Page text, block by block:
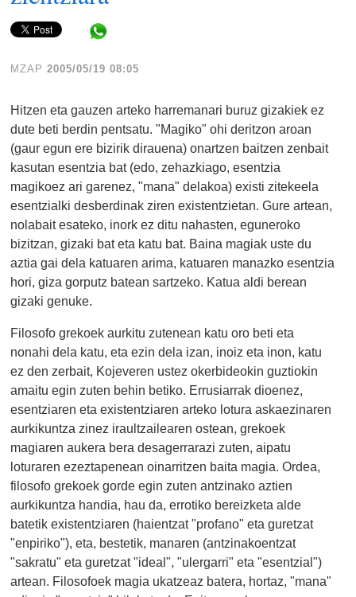
MZAP 2005/05/19 08:05
Hitzen eta gauzen arteko harremanari buruz gizakiek ez
dute beti berdin pentsatu. "Magiko" ohi deritzon aroan
(gaur egun ere bizirik dirauena) onartzen baitzen zenbait
kasutan esentzia bat (edo, zehazkiago, esentzia
magikoez ari garenez, "mana" delakoa) existi zitekeela
esentzialki desberdinak ziren existentzietan. Gure artean,
nolabait esateko, inork ez ditu nahasten, eguneroko
bizitzan, gizaki bat eta katu bat. Baina magiak uste du
aztia gai dela katuaren arima, katuaren manazko esentzia
hori, giza gorputz batean sartzeko. Katua aldi berean
gizaki genuke.
Filosofo grekoek aurkitu zutenean katu oro beti eta
nonahi dela katu, eta ezin dela izan, inoiz eta inon, katu
ez den zerbait, Kojeveren ustez okerbideokin guztiokin
amaitu egin zuten behin betiko. Errusiarrak dioenez,
esentziaren eta existentziaren arteko lotura askaezinaren
aurkikuntza zinez iraultzailearen ostean, grekoek
magiaren aukera bera desagerrarazi zuten, aipatu
loturaren ezeztapenean oinarritzen baita magia. Ordea,
filosofo grekoek gorde egin zuten antzinako aztien
aurkikuntza handia, hau da, errotiko bereizketa alde
batetik existentziaren (haientzat "profano" eta guretzat
"enpiriko"), eta, bestetik, manaren (antzinakoentzat
"sakratu" eta guretzat "ideal", "ulergarri" eta "esentzial")
artean. Filosofoek magia ukatzeaz batera, hortaz, "mana"